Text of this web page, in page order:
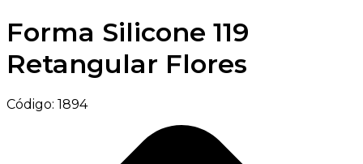
Forma Silicone 119
Retangular Flores
Código: 1894